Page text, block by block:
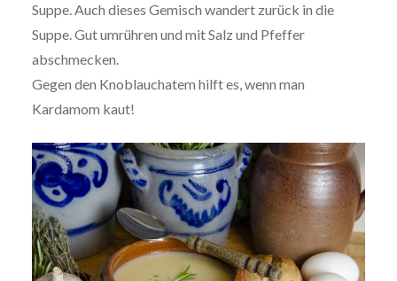
Suppe. Auch dieses Gemisch wandert zurück in die
Suppe. Gut umrühren und mit Salz und Pfeffer
abschmecken.
Gegen den Knoblauchatem hilft es, wenn man
Kardamom kaut!